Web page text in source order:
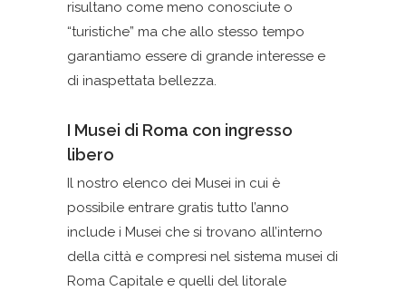
risultano come meno conosciute o
“turistiche” ma che allo stesso tempo
garantiamo essere di grande interesse e
di inaspettata bellezza.
I Musei di Roma con ingresso
libero
Il nostro elenco dei Musei in cui è
possibile entrare gratis tutto l’anno
include i Musei che si trovano all’interno
della città e compresi nel sistema musei di
Roma Capitale e quelli del litorale